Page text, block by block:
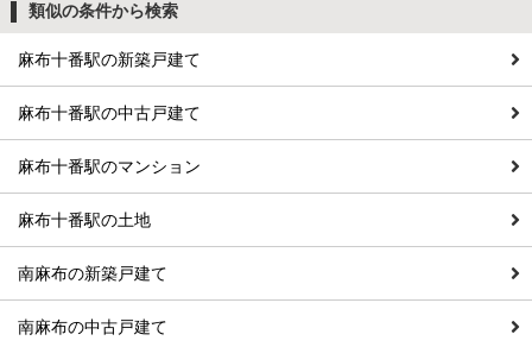
類似の条件から検索
麻布十番駅の新築戸建て
麻布十番駅の中古戸建て
麻布十番駅のマンション
麻布十番駅の土地
南麻布の新築戸建て
南麻布の中古戸建て